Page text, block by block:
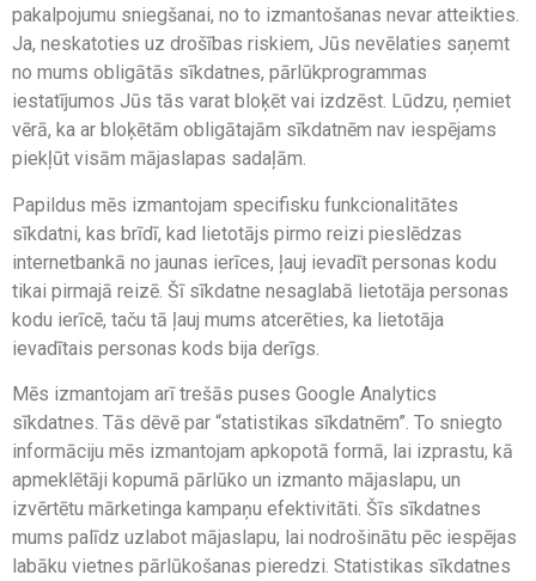
pakalpojumu sniegšanai, no to izmantošanas nevar atteikties.
Ja, neskatoties uz drošības riskiem, Jūs nevēlaties saņemt
no mums obligātās sīkdatnes, pārlūkprogrammas
iestatījumos Jūs tās varat bloķēt vai izdzēst. Lūdzu, ņemiet
vērā, ka ar bloķētām obligātajām sīkdatnēm nav iespējams
piekļūt visām mājaslapas sadaļām.
Papildus mēs izmantojam specifisku funkcionalitātes
sīkdatni, kas brīdī, kad lietotājs pirmo reizi pieslēdzas
internetbankā no jaunas ierīces, ļauj ievadīt personas kodu
tikai pirmajā reizē. Šī sīkdatne nesaglabā lietotāja personas
kodu ierīcē, taču tā ļauj mums atcerēties, ka lietotāja
ievadītais personas kods bija derīgs.
Mēs izmantojam arī trešās puses Google Analytics
sīkdatnes. Tās dēvē par “statistikas sīkdatnēm”. To sniegto
informāciju mēs izmantojam apkopotā formā, lai izprastu, kā
apmeklētāji kopumā pārlūko un izmanto mājaslapu, un
izvērtētu mārketinga kampaņu efektivitāti. Šīs sīkdatnes
mums palīdz uzlabot mājaslapu, lai nodrošinātu pēc iespējas
labāku vietnes pārlūkošanas pieredzi. Statistikas sīkdatnes